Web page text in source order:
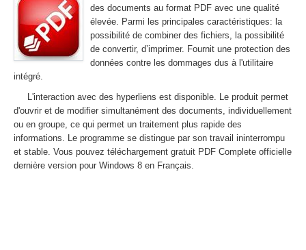
des documents au format PDF avec une qualité
élevée. Parmi les principales caractéristiques: la
possibilité de combiner des fichiers, la possibilité
de convertir, d’imprimer. Fournit une protection des
données contre les dommages dus à l'utilitaire
intégré.
L'interaction avec des hyperliens est disponible. Le produit permet
d'ouvrir et de modifier simultanément des documents, individuellement
ou en groupe, ce qui permet un traitement plus rapide des
informations. Le programme se distingue par son travail ininterrompu
et stable. Vous pouvez téléchargement gratuit PDF Complete officielle
dernière version pour Windows 8 en Français.